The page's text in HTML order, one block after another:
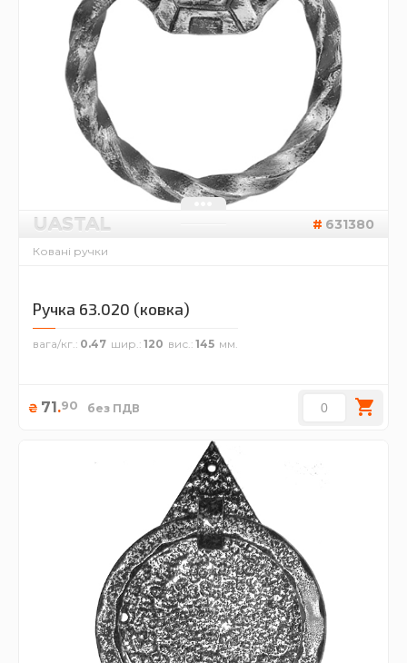
UASTAL 631380
Ковані ручки
Ручка 63.020 (ковка)
вага/кг. 0.47 шир. 120 вис. 145
₴ 71.90 без ПДВ